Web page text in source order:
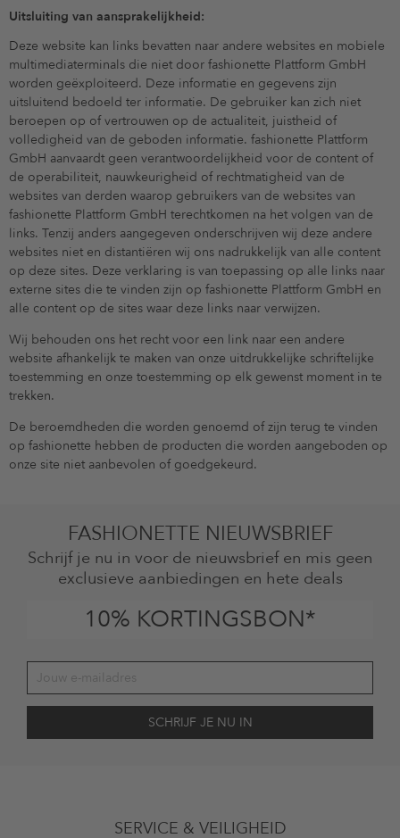
Uitsluiting van aansprakelijkheid:
Deze website kan links bevatten naar andere websites en mobiele
multimediaterminals die niet door fashionette Plattform GmbH
worden geëxploiteerd. Deze informatie en gegevens zijn
uitsluitend bedoeld ter informatie. De gebruiker kan zich niet
beroepen op of vertrouwen op de actualiteit, juistheid of
volledigheid van de geboden informatie. fashionette Plattform
GmbH aanvaardt geen verantwoordelijkheid voor de content of
de operabiliteit, nauwkeurigheid of rechtmatigheid van de
websites van derden waarop gebruikers van de websites van
fashionette Plattform GmbH terechtkomen na het volgen van de
links. Tenzij anders aangegeven onderschrijven wij deze andere
websites niet en distantiëren wij ons nadrukkelijk van alle content
op deze sites. Deze verklaring is van toepassing op alle links naar
externe sites die te vinden zijn op fashionette Plattform GmbH en
alle content op de sites waar deze links naar verwijzen.
Wij behouden ons het recht voor een link naar een andere
website afhankelijk te maken van onze uitdrukkelijke schriftelijke
toestemming en onze toestemming op elk gewenst moment in te
trekken.
De beroemdheden die worden genoemd of zijn terug te vinden
op fashionette hebben de producten die worden aangeboden op
onze site niet aanbevolen of goedgekeurd.
FASHIONETTE NIEUWSBRIEF
Schrijf je nu in voor de nieuwsbrief en mis geen
exclusieve aanbiedingen en hete deals
10% KORTINGSBON*
gegevens gebruikt voor reclamedoeleinden conform de bepalingen
SERVICE & VEILIGHEID